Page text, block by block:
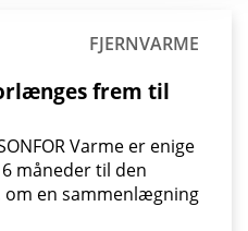
FJERNVARME
frem til
Varme er enige
måneder til den
om en sammenlægning